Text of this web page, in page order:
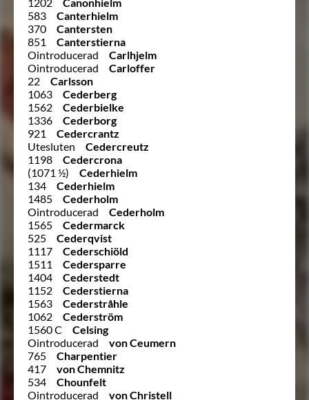
583
Canterhielm
370
Cantersten
851
Canterstierna
Ointroducerad
Carlhjelm
Ointroducerad
Carloffer
22
Carlsson
1063
Cederberg
1562
Cederbielke
1336
Cederborg
921
Cedercrantz
Utesluten
Cedercreutz
1198
Cedercrona
(1071 ½)
Cederhielm
134
Cederhielm
1485
Cederholm
Ointroducerad
Cederholm
1565
Cedermarck
525
Cederqvist
1117
Cederschiöld
1511
Cedersparre
1404
Cederstedt
1152
Cederstierna
1563
Cederstråhle
1062
Cederström
1560 C
Celsing
Ointroducerad
von Ceumern
765
Charpentier
417
von Chemnitz
534
Chounfelt
Ointroducerad
von Christell